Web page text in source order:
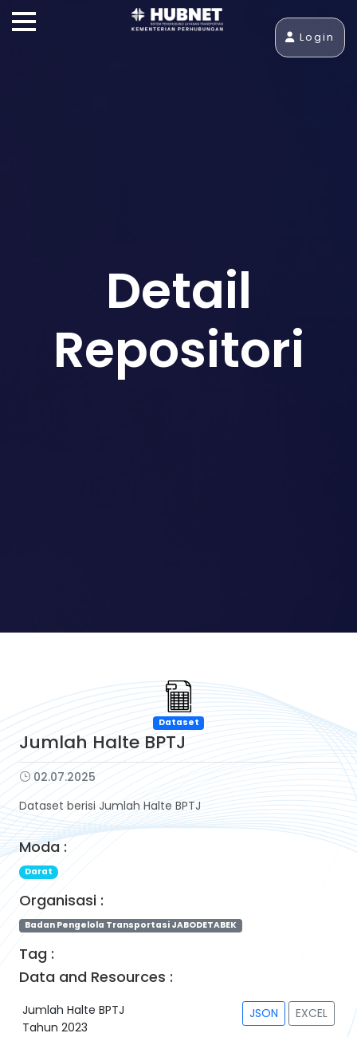
Detail
Repositori
Dataset
Jumlah Halte BPTJ
02.07.2025
Dataset berisi Jumlah Halte BPTJ
Moda :
Darat
Organisasi :
Badan Pengelola Transportasi JABODETABEK
Tag :
Data and Resources :
Jumlah Halte BPTJ
Tahun 2023
JSON EXCEL
Login